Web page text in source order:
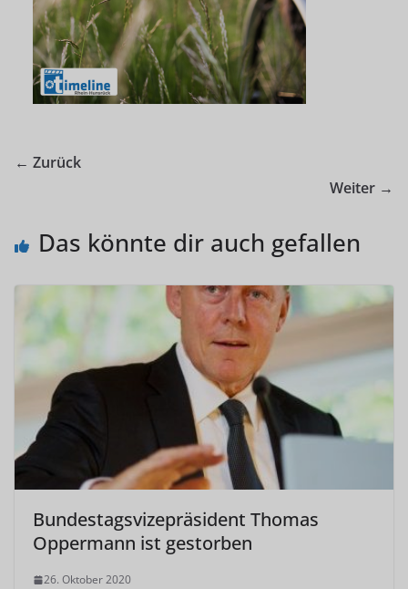
← Zurück
Weiter →
Das könnte dir auch gefallen
Bundestagsvizepräsident Thomas
Oppermann ist gestorben
26. Oktober 2020